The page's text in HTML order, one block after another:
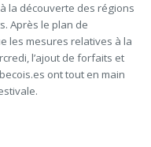
la découverte des régions
Après le plan de
les mesures relatives à la
l’ajout de forfaits et
ont tout en main